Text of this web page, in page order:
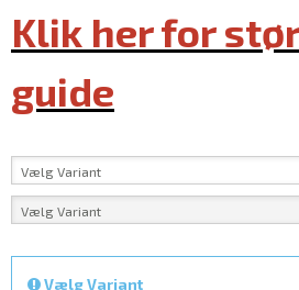
Klik her for
guide
Vælg Variant
Vælg Variant
Vælg Variant